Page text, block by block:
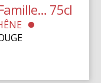
75cl